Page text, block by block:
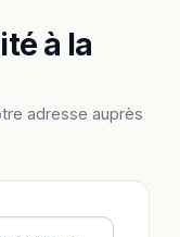
à la
adresse auprès